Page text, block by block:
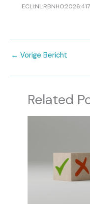
← Vorige Bericht
Related